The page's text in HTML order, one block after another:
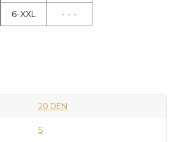
6-XXL
- - -
20 DEN
S